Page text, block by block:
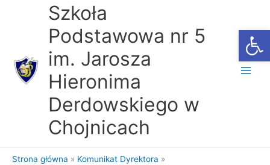
Szkoła
Podstawowa nr 5
im. Jarosza
Hieronima
Derdowskiego w
Chojnicach
Strona główna
Komunikat Dyrektora